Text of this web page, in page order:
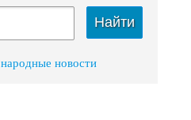
Найти
народные новости